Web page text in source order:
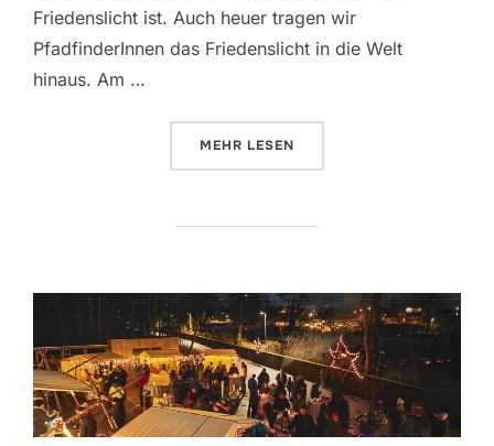
Friedenslicht ist. Auch heuer tragen wir
PfadfinderInnen das Friedenslicht in die Welt
hinaus. Am …
MEHR ÜBER “FRIEDENSLICHTAKTION
LESEN